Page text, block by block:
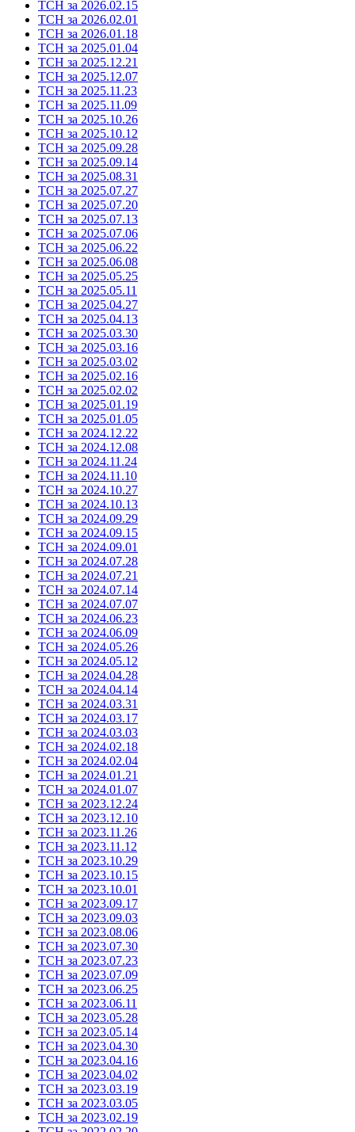
ТСН за 2026.02.15
ТСН за 2026.02.01
ТСН за 2026.01.18
ТСН за 2025.01.04
ТСН за 2025.12.21
ТСН за 2025.12.07
ТСН за 2025.11.23
ТСН за 2025.11.09
ТСН за 2025.10.26
ТСН за 2025.10.12
ТСН за 2025.09.28
ТСН за 2025.09.14
ТСН за 2025.08.31
ТСН за 2025.07.27
ТСН за 2025.07.20
ТСН за 2025.07.13
ТСН за 2025.07.06
ТСН за 2025.06.22
ТСН за 2025.06.08
ТСН за 2025.05.25
ТСН за 2025.05.11
ТСН за 2025.04.27
ТСН за 2025.04.13
ТСН за 2025.03.30
ТСН за 2025.03.16
ТСН за 2025.03.02
ТСН за 2025.02.16
ТСН за 2025.02.02
ТСН за 2025.01.19
ТСН за 2025.01.05
ТСН за 2024.12.22
ТСН за 2024.12.08
ТСН за 2024.11.24
ТСН за 2024.11.10
ТСН за 2024.10.27
ТСН за 2024.10.13
ТСН за 2024.09.29
ТСН за 2024.09.15
ТСН за 2024.09.01
ТСН за 2024.07.28
ТСН за 2024.07.21
ТСН за 2024.07.14
ТСН за 2024.07.07
ТСН за 2024.06.23
ТСН за 2024.06.09
ТСН за 2024.05.26
ТСН за 2024.05.12
ТСН за 2024.04.28
ТСН за 2024.04.14
ТСН за 2024.03.31
ТСН за 2024.03.17
ТСН за 2024.03.03
ТСН за 2024.02.18
ТСН за 2024.02.04
ТСН за 2024.01.21
ТСН за 2024.01.07
ТСН за 2023.12.24
ТСН за 2023.12.10
ТСН за 2023.11.26
ТСН за 2023.11.12
ТСН за 2023.10.29
ТСН за 2023.10.15
ТСН за 2023.10.01
ТСН за 2023.09.17
ТСН за 2023.09.03
ТСН за 2023.08.06
ТСН за 2023.07.30
ТСН за 2023.07.23
ТСН за 2023.07.09
ТСН за 2023.06.25
ТСН за 2023.06.11
ТСН за 2023.05.28
ТСН за 2023.05.14
ТСН за 2023.04.30
ТСН за 2023.04.16
ТСН за 2023.04.02
ТСН за 2023.03.19
ТСН за 2023.03.05
ТСН за 2023.02.19